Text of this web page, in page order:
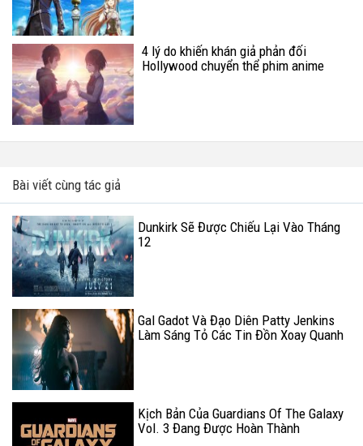
4 lý do khiến khán giả phản đối
Hollywood chuyển thể phim anime
Bài viết cùng tác giả
Dunkirk Sẽ Được Chiếu Lại Vào Tháng
12
Gal Gadot Và Đạo Diên Patty Jenkins
Làm Sáng Tỏ Các Tin Đồn Xoay Quanh
Kịch Bản Của Guardians Of The Galaxy
Vol. 3 Đang Được Hoàn Thành